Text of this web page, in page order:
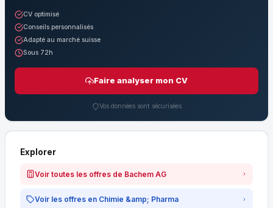
CV optimisé
Conseils personnalisés
Adapté au marché suisse
Sous 72h
Faire analyser mon CV
Vos données sont sécurisées
Explorer
Voir toutes les offres de Bachem AG
Voir les offres en Chimie &amp; Pharma